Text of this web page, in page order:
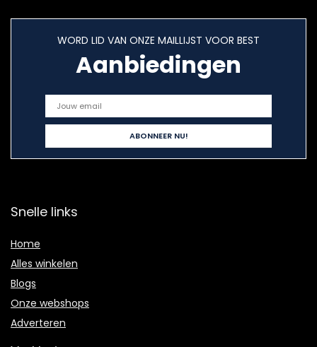
WORD LID VAN ONZE MAILLIJST VOOR BEST
Aanbiedingen
Snelle links
Home
Alles winkelen
Blogs
Onze webshops
Adverteren